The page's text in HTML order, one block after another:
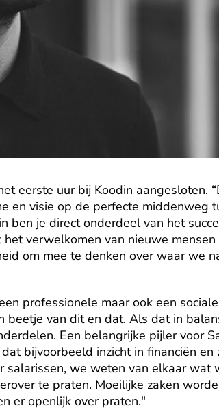
eerste uur bij Koodin aangesloten.
en visie op de perfecte middenweg
ben je direct onderdeel van het
verwelkomen van nieuwe mensen
om mee te denken over waar we
professionele maar ook een
beetje van dit en dat. Als dat in
Een belangrijke pijler voor
bijvoorbeeld inzicht in financiën en
salarissen, we weten van elkaar wat
te praten. Moeilijke zaken
er openlijk over praten."